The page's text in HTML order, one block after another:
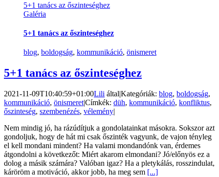
5+1 tanács az őszinteséghez
Galéria
5+1 tanács az őszinteséghez
blog, boldogság, kommunikáció, önismeret
5+1 tanács az őszinteséghez
2021-11-09T10:40:59+01:00Lili által|Kategóriák: blog, boldogság,
kommunikáció, önismeret|Címkék: düh, kommunikáció, konfliktus,
őszinteség, szembenézés, vélemény|
Nem mindig jó, ha rázúdítjuk a gondolatainkat másokra. Sokszor azt
gondoljuk, hogy de hát mi csak őszinték vagyunk, de vajon tényleg
el kell mondani mindent? Ha valami mondandónk van, érdemes
átgondolni a következőt: Miért akarom elmondani? Jó/előnyös ez a
dolog a másik számára? Valóban igaz? Ha a pletykálás, rosszindulat,
káröröm a motiváció, akkor jobb, ha meg sem [...]